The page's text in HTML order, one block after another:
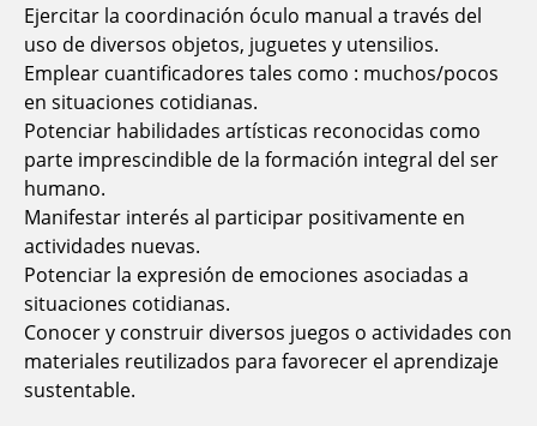
Ejercitar la coordinación óculo manual a través del
uso de diversos objetos, juguetes y utensilios.
Emplear cuantificadores tales como : muchos/pocos
en situaciones cotidianas.
Potenciar habilidades artísticas reconocidas como
parte imprescindible de la formación integral del ser
humano.
Manifestar interés al participar positivamente en
actividades nuevas.
Potenciar la expresión de emociones asociadas a
situaciones cotidianas.
Conocer y construir diversos juegos o actividades con
materiales reutilizados para favorecer el aprendizaje
sustentable.